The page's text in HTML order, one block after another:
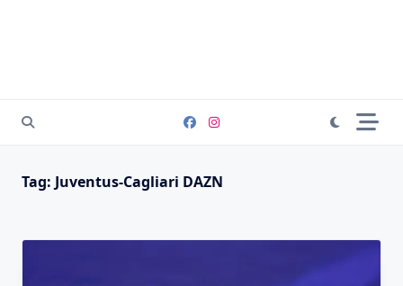
Tag: Juventus-Cagliari DAZN